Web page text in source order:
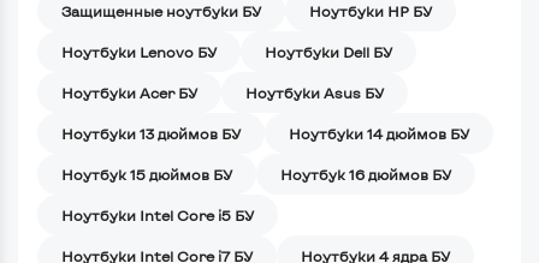
Защищенные ноутбуки БУ Ноутбуки HP БУ
Ноутбуки Lenovo БУ Ноутбуки Dell БУ
Ноутбуки Acer БУ Ноутбуки Asus БУ
Ноутбуки 13 дюймов БУ Ноутбуки 14 дюймов БУ
Ноутбук 15 дюймов БУ Ноутбук 16 дюймов БУ
Ноутбуки Intel Core i5 БУ
Ноутбуки Intel Core i7 БУ Ноутбуки 4 ядра БУ